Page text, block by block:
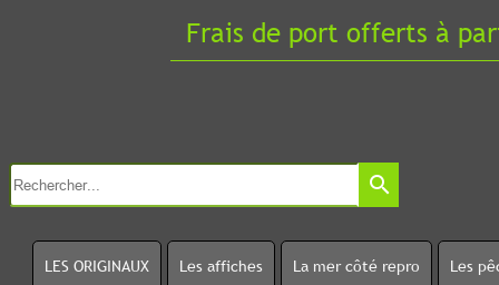
Frais de port offerts à
search
LES ORIGINAUX Les affiches La mer côté repro Les